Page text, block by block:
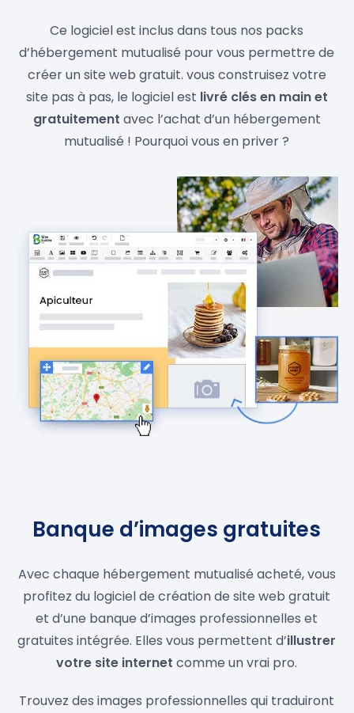
Ce logiciel est inclus dans tous nos packs
d’hébergement mutualisé pour vous permettre de
créer un site web gratuit. vous construisez votre
site pas à pas, le logiciel est livré clés en main et
gratuitement avec l’achat d’un hébergement
mutualisé ! Pourquoi vous en priver ?
Banque d’images gratuites
Avec chaque hébergement mutualisé acheté, vous
profitez du logiciel de création de site web gratuit
et d’une banque d’images professionnelles et
gratuites intégrée. Elles vous permettent d’illustrer
votre site internet comme un vrai pro.
Trouvez des images professionnelles qui traduiront